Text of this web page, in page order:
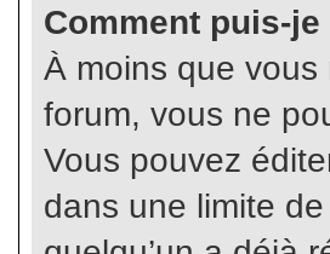
Comment puis-
À moins que
forum, vous ne
Vous pouvez
dans une limite